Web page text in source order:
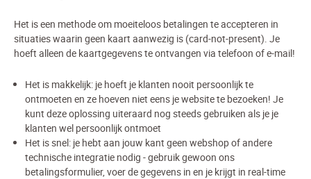
Het is een methode om moeiteloos betalingen te accepteren in
situaties waarin geen kaart aanwezig is (card-not-present). Je
hoeft alleen de kaartgegevens te ontvangen via telefoon of e-mail!
Het is makkelijk: je hoeft je klanten nooit persoonlijk te
ontmoeten en ze hoeven niet eens je website te bezoeken! Je
kunt deze oplossing uiteraard nog steeds gebruiken als je je
klanten wel persoonlijk ontmoet
Het is snel: je hebt aan jouw kant geen webshop of andere
technische integratie nodig - gebruik gewoon ons
betalingsformulier, voer de gegevens in en je krijgt in real-time